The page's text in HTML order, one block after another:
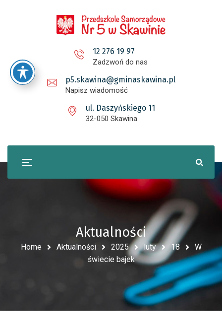
12 276 19 97
Zadzwoń do nas
p5.skawina@gminaskawina.pl
Napisz wiadomość
ul. Daszyńskiego 11
32-050 Skawina
Aktualności
Home Aktualności 2025 luty 18
W
świecie bajek